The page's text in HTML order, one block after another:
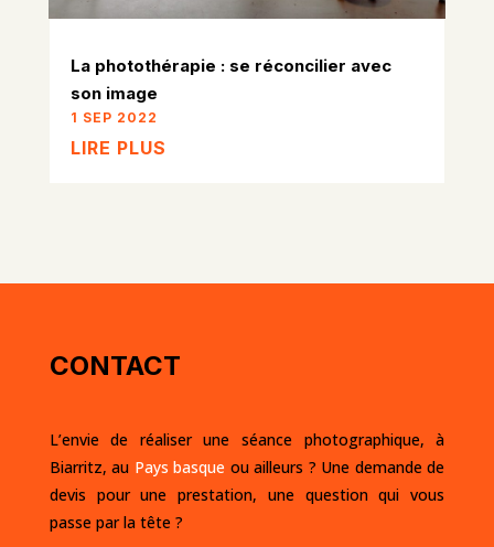
La photothérapie : se réconcilier avec
son image
1 SEP 2022
LIRE PLUS
CONTACT
L’envie de réaliser une séance photographique, à
Biarritz, au Pays basque ou ailleurs ? Une demande de
devis pour une prestation, une question qui vous
passe par la tête ?